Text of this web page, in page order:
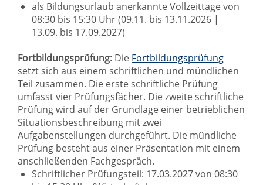
als Bildungsurlaub anerkannte Vollzeittage von
08:30 bis 15:30 Uhr (09.11. bis 13.11.2026 |
13.09. bis 17.09.2027)
Fortbildungsprüfung: Die Fortbildungsprüfung
setzt sich aus einem schriftlichen und mündlichen
Teil zusammen. Die erste schriftliche Prüfung
umfasst vier Prüfungsfächer. Die zweite schriftliche
Prüfung wird auf der Grundlage einer betrieblichen
Situationsbeschreibung mit zwei
Aufgabenstellungen durchgeführt. Die mündliche
Prüfung besteht aus einer Präsentation mit einem
anschließenden Fachgespräch.
Schriftlicher Prüfungsteil: 17.03.2027 von 08:30